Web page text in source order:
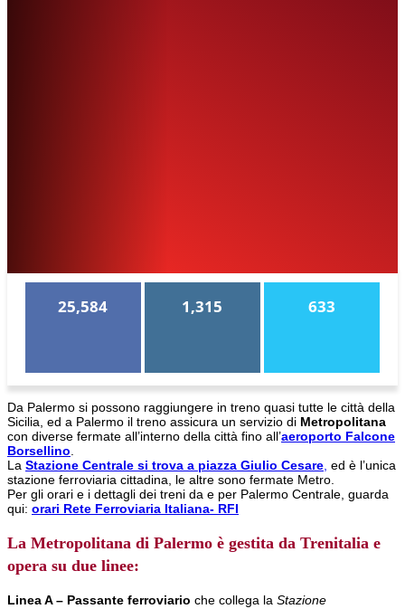
25,584 1,315 633
Da Palermo si possono raggiungere in treno quasi tutte le città della
Sicilia, ed a Palermo il treno assicura un servizio di Metropolitana
con diverse fermate all’interno della città fino all’aeroporto Falcone
Borsellino
La Stazione Centrale si trova a piazza Giulio Cesare ed è l’unica
stazione ferroviaria cittadina, le altre sono fermate Metro.
Per gli orari e i dettagli dei treni da e per Palermo Centrale, guarda
qui: orari Rete Ferroviaria Italiana- RFI
La Metropolitana di Palermo è gestita da Trenitalia e
opera su due linee:
Linea A – Passante ferroviario che collega la Stazione